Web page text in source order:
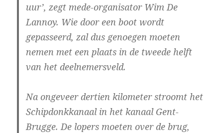
uur’, zegt mede-organisator Wim De
Lannoy. Wie door een boot wordt
gepasseerd, zal dus genoegen moeten
nemen met een plaats in de tweede helft
van het deelnemersveld.
Na ongeveer dertien kilometer stroomt het
Schipdonkkanaal in het kanaal Gent-
Brugge. De lopers moeten over de brug,